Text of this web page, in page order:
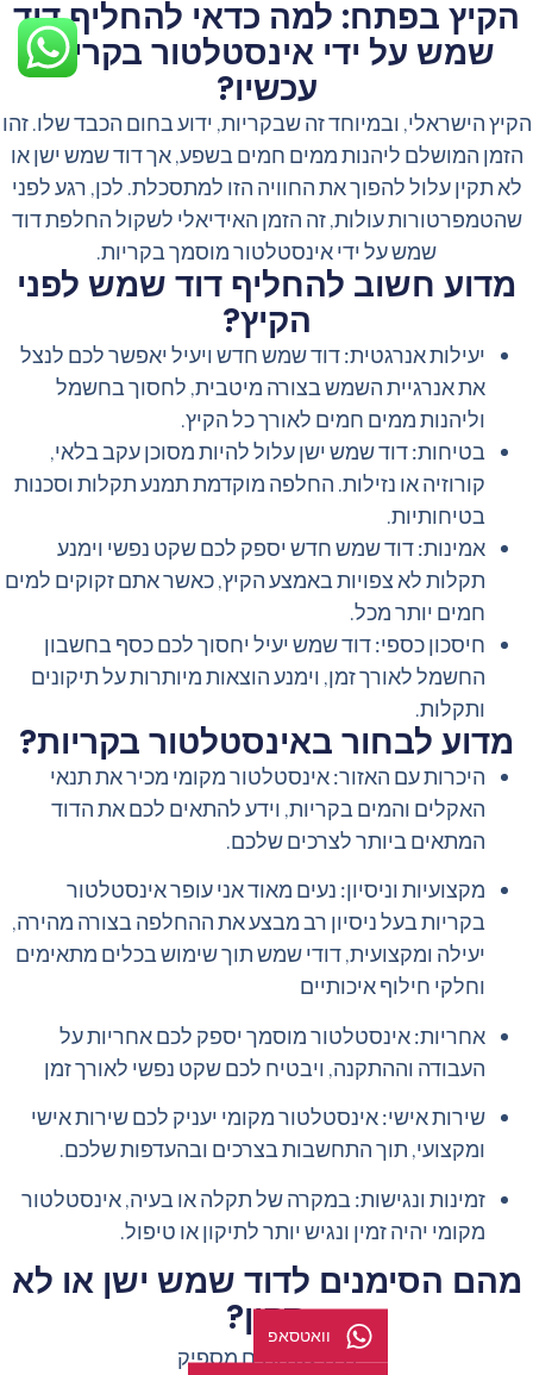
visibility_off השבת את ההבזקים
title סמן כותרות
settings צבע רקע
להקטין את התצוגה
zoom_in התקרב
add_circle_outline הגדל את הגופן
spellcheck גופן קריא
brightness_low ניגודיות כהה
format_underlined קו תחתון קישורים
font_download סמן קישורים
את
כל
האפשרויות
הקיץ בפתח: למה כדאי להחליף דוד
שמש על ידי אינסטלטור בקריות
עכשיו?
הקיץ הישראלי, ובמיוחד זה שבקריות, ידוע בחום הכבד שלו. זהו
הזמן המושלם ליהנות ממים חמים בשפע, אך דוד שמש ישן או
לא תקין עלול להפוך את החוויה הזו למתסכלת. לכן, רגע לפני
שהטמפרטורות עולות, זה הזמן האידיאלי לשקול החלפת דוד
שמש על ידי אינסטלטור מוסמך בקריות.
מדוע חשוב להחליף דוד שמש לפני
הקיץ?
יעילות אנרגטית:דוד שמש חדש ויעיל יאפשר לכם לנצל
את אנרגיית השמש בצורה מיטבית, לחסוך בחשמל
וליהנות ממים חמים לאורך כל הקיץ.
בטיחות:דוד שמש ישן עלול להיות מסוכן עקב בלאי,
קורוזיה או נזילות. החלפה מוקדמת תמנע תקלות וסכנות
בטיחותיות.
אמינות:דוד שמש חדש יספק לכם שקט נפשי וימנע
תקלות לא צפויות באמצע הקיץ, כאשר אתם זקוקים למים
חמים יותר מכל.
חיסכון כספי:דוד שמש יעיל יחסוך לכם כסף בחשבון
החשמל לאורך זמן, וימנע הוצאות מיותרות על תיקונים
ותקלות.
מדוע לבחור באינסטלטור בקריות?
היכרות עם האזור:אינסטלטור מקומי מכיר את תנאי
האקלים והמים בקריות, וידע להתאים לכם את הדוד
המתאים ביותר לצרכים שלכם.
מקצועיות וניסיון: נעים מאוד אני עופר אינסטלטור
בקריות בעל ניסיון רב מבצע את ההחלפה בצורה מהירה,
יעילה ומקצועית, דודי שמש תוך שימוש בכלים מתאימים
וחלקי חילוף איכותיים
אחריות:אינסטלטור מוסמך יספק לכם אחריות על
העבודה וההתקנה, ויבטיח לכם שקט נפשי לאורך זמן
שירות אישי:אינסטלטור מקומי יעניק לכם שירות אישי
ומקצועי, תוך התחשבות בצרכים ובהעדפות שלכם.
זמינות ונגישות: במקרה של תקלה או בעיה, אינסטלטור
מקומי יהיה זמין ונגיש יותר לתיקון או טיפול.
מהם הסימנים לדוד שמש ישן או לא
תקין?
מים לא חמים מספיק
וואטסאפ